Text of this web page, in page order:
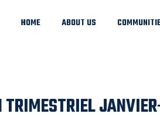
HOME ABOUT US
TRIMESTRIEL